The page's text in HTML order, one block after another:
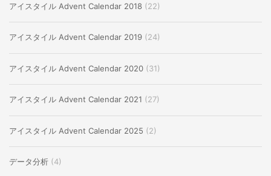
アイスタイル Advent Calendar 2018 (22)
アイスタイル Advent Calendar 2019 (24)
アイスタイル Advent Calendar 2020 (31)
アイスタイル Advent Calendar 2021 (27)
アイスタイル Advent Calendar 2025 (2)
データ分析 (4)